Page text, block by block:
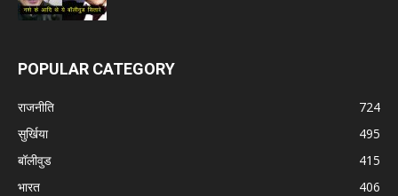
POPULAR CATEGORY
राजनीति
724
सुर्खिया
495
बॉलीवुड
415
भारत
406